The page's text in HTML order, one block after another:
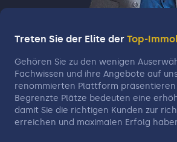
Treten Sie der Elite der Top-
Gehören Sie zu den wenigen
Fachwissen und ihre Angebote auf
renommierten Plattform präsentieren
Begrenzte Plätze bedeuten eine
damit Sie die richtigen Kunden zur
erreichen und maximalen Erfolg